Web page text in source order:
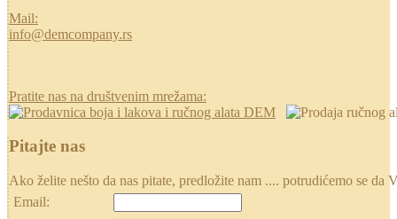
Mail:
info@demcompany.rs
Pratite nas na društvenim mrežama:
Pitajte nas
Ako želite nešto da nas pitate, predložite nam .... potrudićemo se
Email: